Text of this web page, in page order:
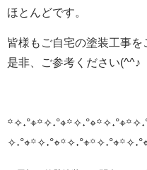
ほとんどです。
皆様もご自宅の塗装工事を
是非、ご参考ください(^^♪